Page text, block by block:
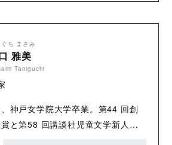
新教出版社) 他。
ち まさみ
雅美
Taniguchi
神戸女学院大学卒業。第44 回創
と第58 回講談社児童文学新人賞